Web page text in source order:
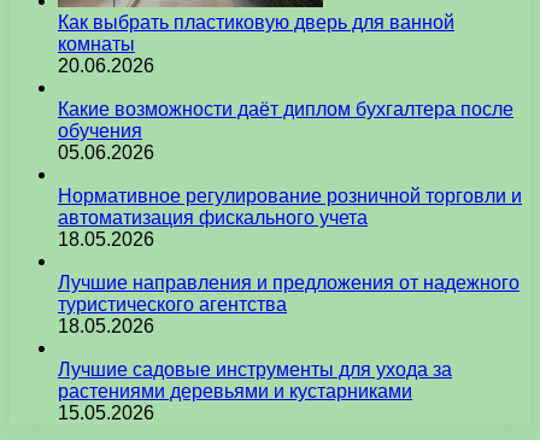
Как выбрать пластиковую дверь для ванной
комнаты
20.06.2026
Какие возможности даёт диплом бухгалтера после
обучения
05.06.2026
Нормативное регулирование розничной торговли и
автоматизация фискального учета
18.05.2026
Лучшие направления и предложения от надежного
туристического агентства
18.05.2026
Лучшие садовые инструменты для ухода за
растениями деревьями и кустарниками
15.05.2026